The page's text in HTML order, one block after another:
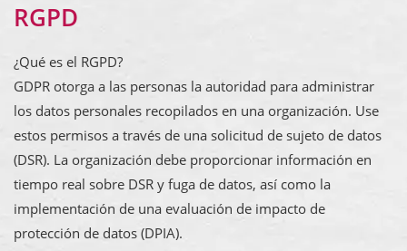
RGPD
¿Qué es el RGPD?
GDPR otorga a las personas la autoridad para administrar
los datos personales recopilados en una organización. Use
estos permisos a través de una solicitud de sujeto de datos
(DSR). La organización debe proporcionar información en
tiempo real sobre DSR y fuga de datos, así como la
implementación de una evaluación de impacto de
protección de datos (DPIA).